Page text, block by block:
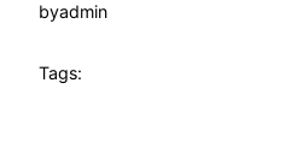
byadmin
Tags: